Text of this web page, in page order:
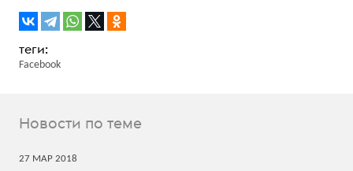
Facebook
Новости по теме
27 МАР 2018